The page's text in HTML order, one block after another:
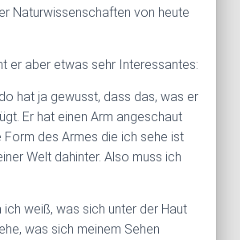
Naturwissenschaften von heute
er aber etwas sehr Interessantes:
hat ja gewusst, dass das, was er
Er hat einen Arm angeschaut
Form des Armes die ich sehe ist
Welt dahinter. Also muss ich
ich weiß, was sich unter der Haut
was sich meinem Sehen